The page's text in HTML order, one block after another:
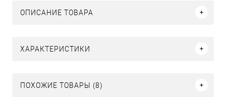
ОПИСАНИЕ ТОВАРА
ХАРАКТЕРИСТИКИ
ПОХОЖИЕ ТОВАРЫ (8)